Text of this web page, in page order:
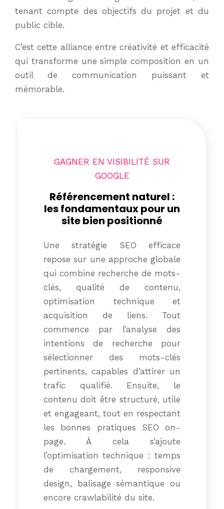
tenant compte des objectifs du projet et du
public cible.
C’est cette alliance entre créativité et efficacité
qui transforme une simple composition en un
outil de communication puissant et
mémorable.
GAGNER EN VISIBILITÉ SUR
GOOGLE
Référencement naturel :
les fondamentaux pour un
site bien positionné
Une stratégie SEO efficace
repose sur une approche globale
qui combine recherche de mots-
clés, qualité de contenu,
optimisation technique et
acquisition de liens. Tout
commence par l’analyse des
intentions de recherche pour
sélectionner des mots-clés
pertinents, capables d’attirer un
trafic qualifié. Ensuite, le
contenu doit être structuré, utile
et engageant, tout en respectant
les bonnes pratiques SEO on-
page. À cela s’ajoute
l’optimisation technique : temps
de chargement, responsive
design, balisage sémantique ou
encore crawlabilité du site.